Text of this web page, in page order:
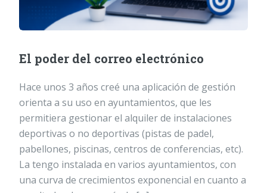
El poder del correo electrónico
Hace unos 3 años creé una aplicación de gestión
orienta a su uso en ayuntamientos, que les
permitiera gestionar el alquiler de instalaciones
deportivas o no deportivas (pistas de padel,
pabellones, piscinas, centros de conferencias, etc).
La tengo instalada en varios ayuntamientos, con
una curva de crecimientos exponencial en cuanto a